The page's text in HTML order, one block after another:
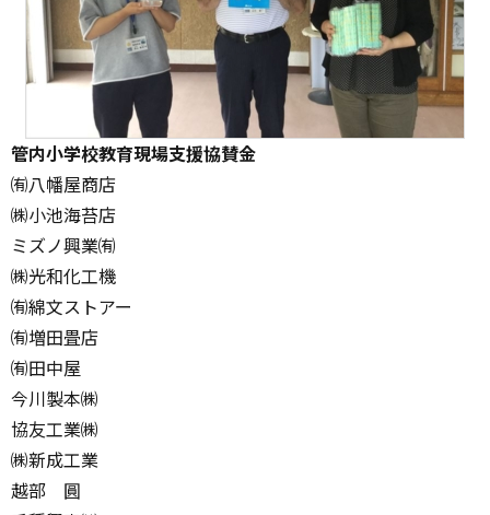
管内小学校教育現場支援協賛金
㈲八幡屋商店
㈱小池海苔店
ミズノ興業㈲
㈱光和化工機
㈲綿文ストアー
㈲増田畳店
㈲田中屋
今川製本㈱
協友工業㈱
㈱新成工業
越部 圓